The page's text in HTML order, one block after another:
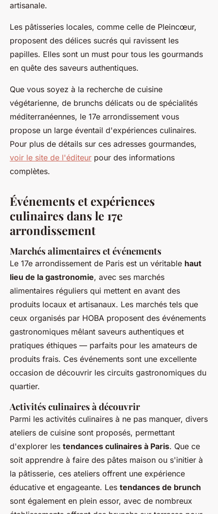
artisanale.
Les pâtisseries locales, comme celle de Pleincœur,
proposent des délices sucrés qui ravissent les
papilles. Elles sont un must pour tous les gourmands
en quête des saveurs authentiques.
Que vous soyez à la recherche de cuisine
végétarienne, de brunchs délicats ou de spécialités
méditerranéennes, le 17e arrondissement vous
propose un large éventail d'expériences culinaires.
Pour plus de détails sur ces adresses gourmandes,
voir le site de l'éditeur pour des informations
complètes.
Événements et expériences
culinaires dans le 17e
arrondissement
Marchés alimentaires et événements
Le 17e arrondissement de Paris est un véritable haut
lieu de la gastronomie, avec ses marchés
alimentaires réguliers qui mettent en avant des
produits locaux et artisanaux. Les marchés tels que
ceux organisés par HOBA proposent des événements
gastronomiques mêlant saveurs authentiques et
pratiques éthiques — parfaits pour les amateurs de
produits frais. Ces événements sont une excellente
occasion de découvrir les circuits gastronomiques du
quartier.
Activités culinaires à découvrir
Parmi les activités culinaires à ne pas manquer, divers
ateliers de cuisine sont proposés, permettant
d'explorer les tendances culinaires à Paris. Que ce
soit apprendre à faire des pâtes maison ou s'initier à
la pâtisserie, ces ateliers offrent une expérience
éducative et engageante. Les tendances de brunch
sont également en plein essor, avec de nombreux